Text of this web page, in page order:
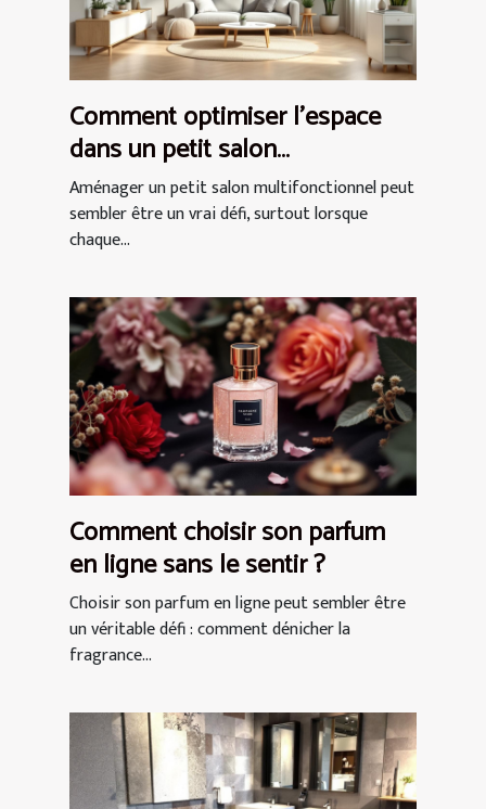
Comment optimiser l'espace
dans un petit salon
multifonctionnel ?
Aménager un petit salon multifonctionnel peut
sembler être un vrai défi, surtout lorsque
chaque...
Comment choisir son parfum
en ligne sans le sentir ?
Choisir son parfum en ligne peut sembler être
un véritable défi : comment dénicher la
fragrance...